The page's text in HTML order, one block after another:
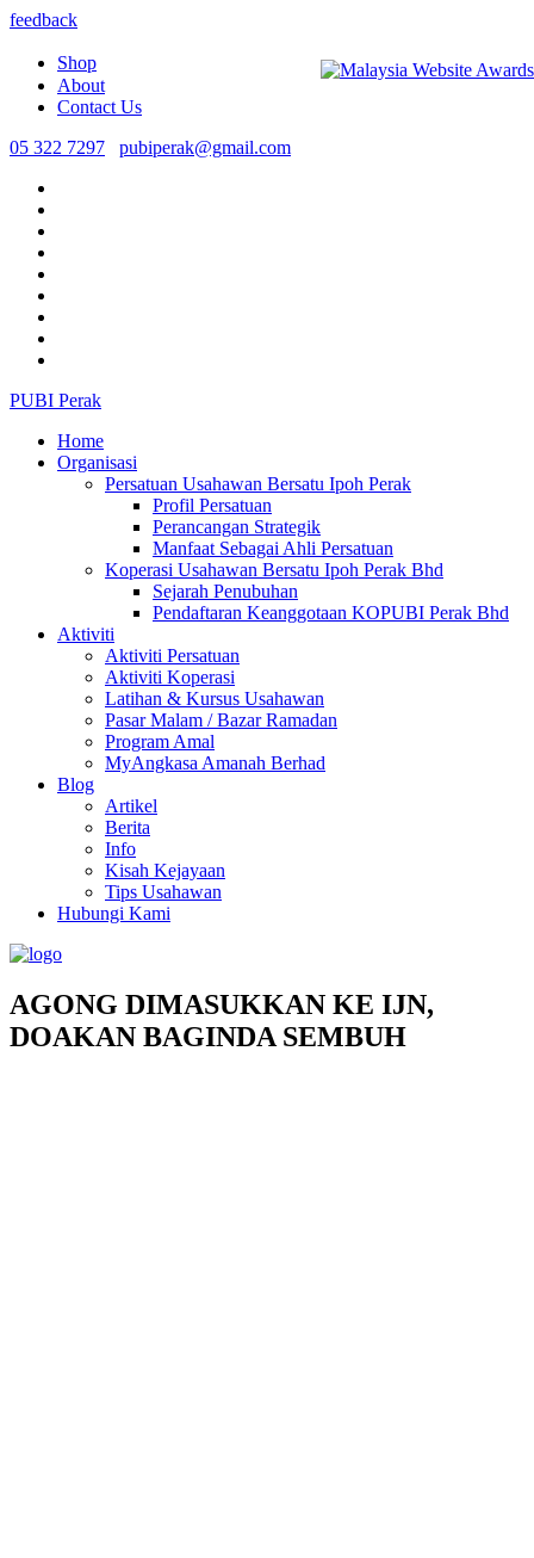
feedback
Shop
About
Contact Us
05 322 7297
pubiperak@gmail.com
PUBI Perak
Home
Organisasi
Persatuan Usahawan Bersatu Ipoh Perak
Profil Persatuan
Perancangan Strategik
Manfaat Sebagai Ahli Persatuan
Koperasi Usahawan Bersatu Ipoh Perak Bhd
Sejarah Penubuhan
Pendaftaran Keanggotaan KOPUBI Perak Bhd
Aktiviti
Aktiviti Persatuan
Aktiviti Koperasi
Latihan & Kursus Usahawan
Pasar Malam / Bazar Ramadan
Program Amal
MyAngkasa Amanah Berhad
Blog
Artikel
Berita
Info
Kisah Kejayaan
Tips Usahawan
Hubungi Kami
AGONG DIMASUKKAN KE IJN,
DOAKAN BAGINDA SEMBUH